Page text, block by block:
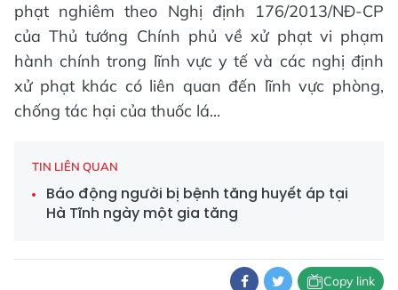
phạt nghiêm theo Nghị định 176/2013/NĐ-CP
của Thủ tướng Chính phủ về xử phạt vi phạm
hành chính trong lĩnh vực y tế và các nghị định
xử phạt khác có liên quan đến lĩnh vực phòng,
chống tác hại của thuốc lá...
TIN LIÊN QUAN
Báo động người bị bệnh tăng huyết áp tại
Hà Tĩnh ngày một gia tăng
Copy link